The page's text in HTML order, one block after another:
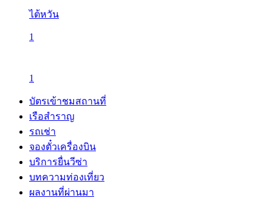
ไต้หวัน
1
1
บัตรเข้าชมสถานที่
เรือสำราญ
รถเช่า
จองตั๋วเครื่องบิน
บริการยื่นวีซ่า
บทความท่องเที่ยว
ผลงานที่ผ่านมา